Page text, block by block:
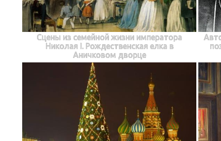
Сцены из семейной жизни императора
Николая I. Рождественская елка в
Аничковом дворце